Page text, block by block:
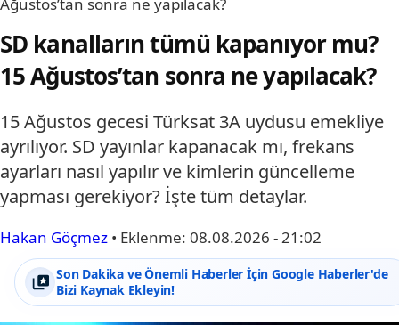
Ağustos’tan sonra ne yapılacak?
SD kanalların tümü kapanıyor mu?
15 Ağustos’tan sonra ne yapılacak?
15 Ağustos gecesi Türksat 3A uydusu emekliye
ayrılıyor. SD yayınlar kapanacak mı, frekans
ayarları nasıl yapılır ve kimlerin güncelleme
yapması gerekiyor? İşte tüm detaylar.
Hakan Göçmez • Eklenme: 08.08.2026 - 21:02
Son Dakika ve Önemli Haberler İçin Google Haberler'de
Bizi Kaynak Ekleyin!